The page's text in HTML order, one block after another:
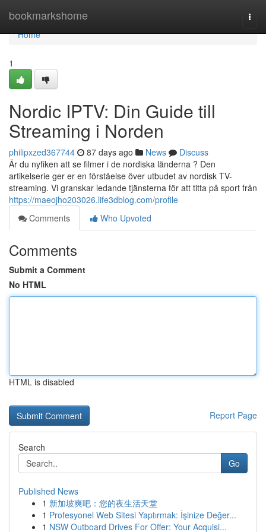
bookmarkshome
Home
Home
1
Nordic IPTV: Din Guide till
Streaming i Norden
philipxzed367744 87 days ago News
Discuss
Är du nyfiken att se filmer i de nordiska länderna ? Den
artikelserie ger er en förståelse över utbudet av nordisk TV-
streaming. Vi granskar ledande tjänsterna för att titta på sport från
https://maeojho203026.life3dblog.com/profile
Comments
Who Upvoted
Comments
Submit a Comment
No HTML
HTML is disabled
Report Page
Search
Go
Published News
1 新加坡爽吧：您的夜生活天堂
1 Profesyonel Web Sitesi Yaptırmak: İşinize Değer...
1 NSW Outboard Drives For Offer: Your Acquisi...